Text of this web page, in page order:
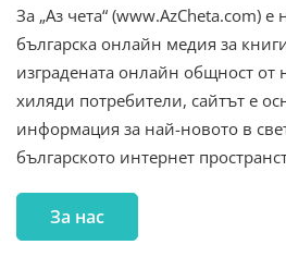
За „Аз чета“ (www.AzCheta.com) е
българска онлайн медия за
изградената онлайн общност от
хиляди потребители, сайтът е
информация за най-новото в
българското интернет
За нас